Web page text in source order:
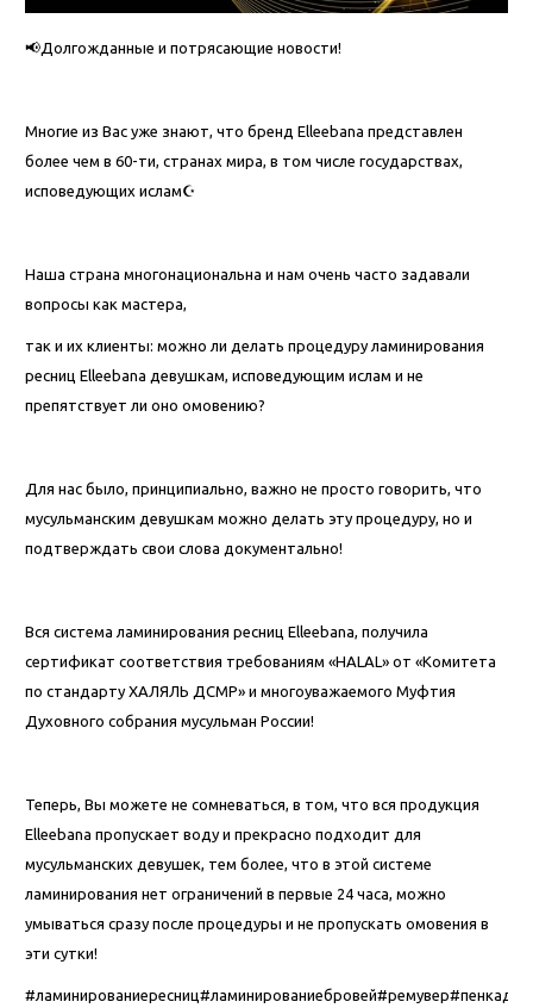
📢Долгожданные и потрясающие новости!
Многие из Вас уже знают, что бренд Elleebana представлен
более чем в 60-ти, странах мира, в том числе государствах,
исповедующих ислам☪
Наша страна многонациональна и нам очень часто задавали
вопросы как мастера,
так и их клиенты: можно ли делать процедуру ламинирования
ресниц Elleebana девушкам, исповедующим ислам и не
препятствует ли оно омовению?
Для нас было, принципиально, важно не просто говорить, что
мусульманским девушкам можно делать эту процедуру, но и
подтверждать свои слова документально!
Вся система ламинирования ресниц Elleebana, получила
сертификат соответствия требованиям «HALAL» от «Комитета
по стандарту ХАЛЯЛЬ ДСМР» и многоуважаемого Муфтия
Духовного собрания мусульман России!
Теперь, Вы можете не сомневаться, в том, что вся продукция
Elleebana пропускает воду и прекрасно подходит для
мусульманских девушек, тем более, что в этой системе
ламинирования нет ограничений в первые 24 часа, можно
умываться сразу после процедуры и не пропускать омовения в
эти сутки!